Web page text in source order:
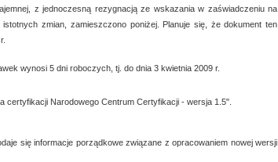
z jednoczesną rezygnacją ze wskazania w zaświadczeniu na
zmian, zamieszczono poniżej. Planuje się, że dokument ten
wynosi 5 dni roboczych, tj. do dnia 3 kwietnia 2009 r.
Narodowego Centrum Certyfikacji - wersja 1.5".
się informacje porządkowe związane z opracowaniem nowej wersji